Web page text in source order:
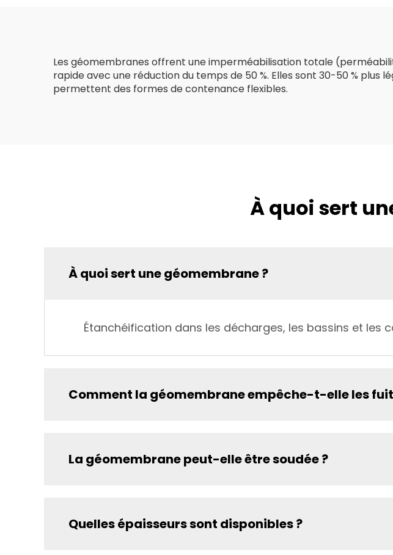
résistance
Les géomembranes offrent une imperméabilisation totale
rapide avec une réduction du temps de 50 %. Elles sont 30-50 %
permettent des formes de contenance flexibles.
À quoi sert
À quoi sert une géomembrane ?
Étanchéification dans les décharges, les bassins et les
Comment la géomembrane empêche-t-elle les
La géomembrane peut-elle être soudée ?
Quelles épaisseurs sont disponibles ?